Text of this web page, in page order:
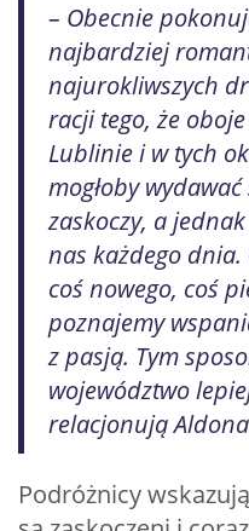
– Obecnie
najbardziej
najurokliwszych
racji tego, że
Lublinie i w tych
mogłoby
zaskoczy, a
nas każdego
coś nowego, coś
poznajemy
z pasją. Tym
województwo
relacjonują
Podróżnicy